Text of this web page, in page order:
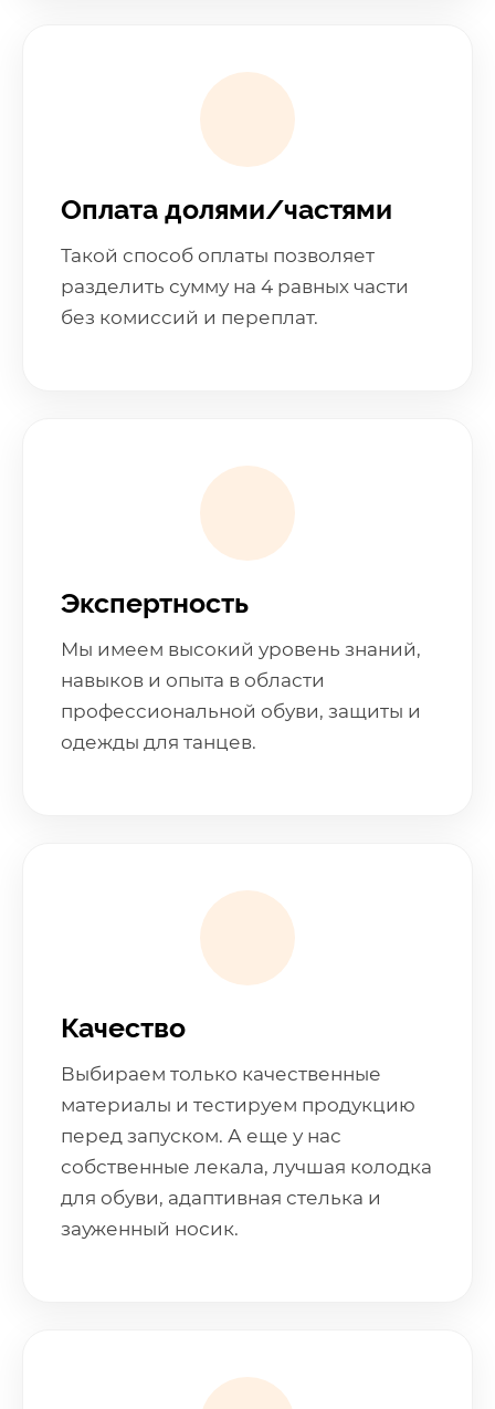
Оплата долями/частями
Такой способ оплаты позволяет
разделить сумму на 4 равных части
без комиссий и переплат.
Экспертность
Мы имеем высокий уровень знаний,
навыков и опыта в области
профессиональной обуви, защиты и
одежды для танцев.
Качество
Выбираем только качественные
материалы и тестируем продукцию
перед запуском. А еще у нас
собственные лекала, лучшая колодка
для обуви, адаптивная стелька и
зауженный носик.